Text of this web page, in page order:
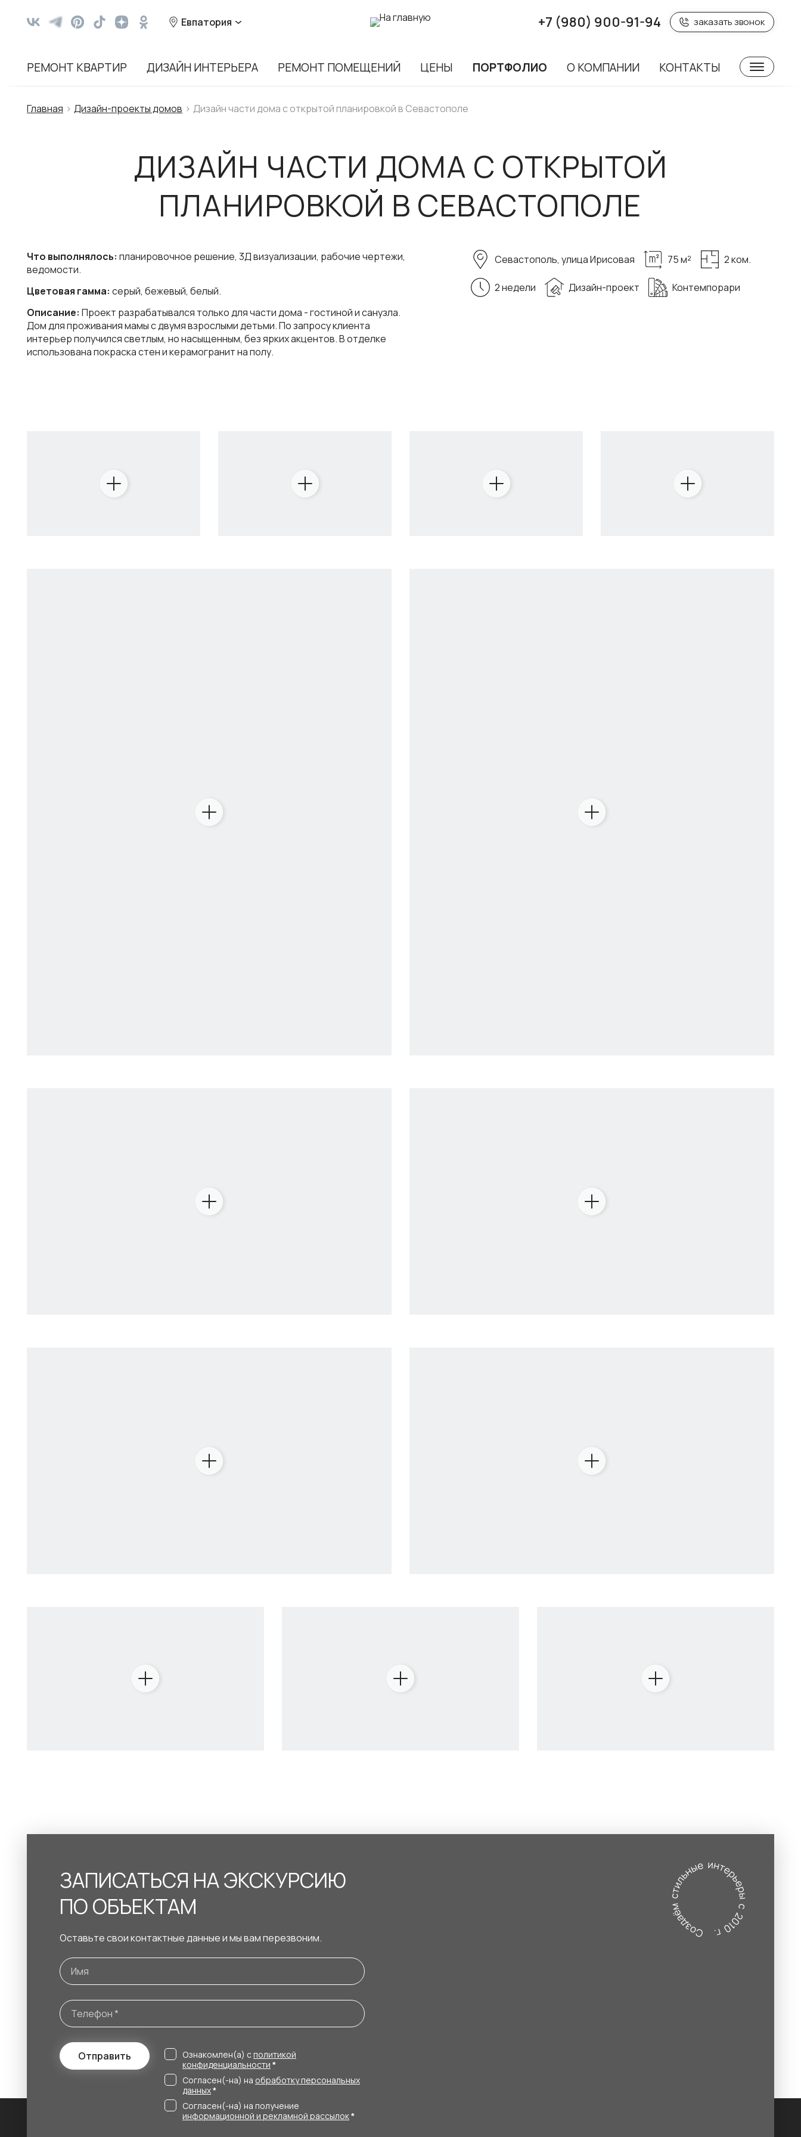
Евпатория +7 (980) 900-91-94 заказать звонок
РЕМОНТ КВАРТИР ДИЗАЙН ИНТЕРЬЕРА РЕМОНТ ПОМЕЩЕНИЙ ЦЕНЫ ПОРТФОЛИО О КОМПАНИИ КОНТАКТЫ
Главная Дизайн-проекты домов Дизайн части дома с открытой планировкой в Севастополе
ДИЗАЙН ЧАСТИ ДОМА С ОТКРЫТОЙ
ПЛАНИРОВКОЙ В СЕВАСТОПОЛЕ
Что выполнялось: планировочное решение, 3Д визуализации, рабочие чертежи,
ведомости.
Цветовая гамма: серый, бежевый, белый.
Описание: Проект разрабатывался только для части дома - гостиной и санузла.
Дом для проживания мамы с двумя взрослыми детьми. По запросу клиента
интерьер получился светлым, но насыщенным, без ярких акцентов. В отделке
использована покраска стен и керамогранит на полу.
Севастополь, улица Ирисовая 75 м² 2 ком.
2 недели Дизайн-проект Контемпорари
ЗАПИСАТЬСЯ НА ЭКСКУРСИЮ
ПО ОБЪЕКТАМ
Оставьте свои контактные данные и мы вам перезвоним.
Отправить Ознакомлен(а) с политикой
конфиденциальности *
Согласен(-на) на обработку персональных
данных*
Согласен(-на) на получение
информационной и рекламной рассылок*